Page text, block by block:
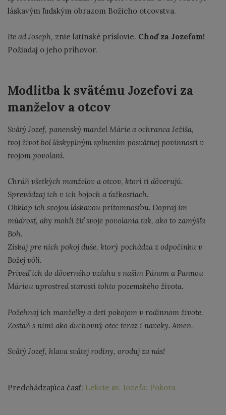
láskavým ľudským obrazom Božieho otcovstva.
Ite ad Joseph, znie latinské príslovie. Choď za Jozefom!
Požiadaj o jeho príhovor.
Modlitba k svätému Jozefovi za
manželov a otcov
Svätý Jozef, panenský manžel Márie a ochranca Ježiša,
tvoj život bol láskyplným splnením posvätnej povinnosti v
tvojom povolaní.
Chráň všetkých manželov a otcov, ktorí ti dôverujú.
Sprevádzaj ich v ich bojoch a ťažkostiach.
Obklop ich svojou láskavou prítomnosťou. Dopraj im
múdrosť, aby mohli žiť svoje povolania tak, ako to zamýšľa
Boh.
Získaj pre nich pokoj duše, ktorý pochádza z odpočinku v
Božej vôli.
Priveď ich do dôverného vzťahu s naším Pánom a Pannou
Máriou uprostred starostí tohto pozemského života.
Požehnaj ich manželky a deti pokojom v rodinnom živote.
Zostaň s nimi ako duchovný otec teraz i naveky. Amen.
Svätý Jozef, hlava svätej rodiny, oroduj za nás!
Predchádzajúca časť: Lekcie sv. Jozefa: Pokora